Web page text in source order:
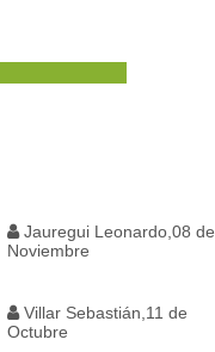
Jauregui Leonardo,08 de
Noviembre
Villar Sebastián,11 de
Octubre